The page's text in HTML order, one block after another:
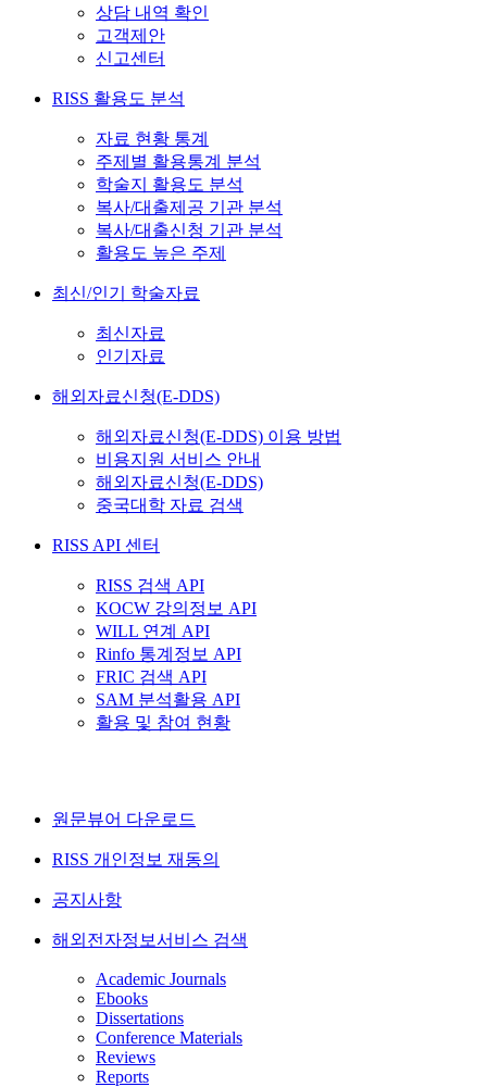
상담 내역 확인
고객제안
신고센터
RISS 활용도 분석
자료 현황 통계
주제별 활용통계 분석
학술지 활용도 분석
복사/대출제공 기관 분석
복사/대출신청 기관 분석
활용도 높은 주제
최신/인기 학술자료
최신자료
인기자료
해외자료신청(E-DDS)
해외자료신청(E-DDS) 이용 방법
비용지원 서비스 안내
해외자료신청(E-DDS)
중국대학 자료 검색
RISS API 센터
RISS 검색 API
KOCW 강의정보 API
WILL 연계 API
Rinfo 통계정보 API
FRIC 검색 API
SAM 분석활용 API
활용 및 참여 현황
원문뷰어 다운로드
RISS 개인정보 재동의
공지사항
해외전자정보서비스 검색
Academic Journals
Ebooks
Dissertations
Conference Materials
Reviews
Reports